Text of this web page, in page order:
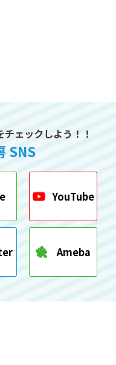
ェックしよう！！
SNS
YouTube
Ameba